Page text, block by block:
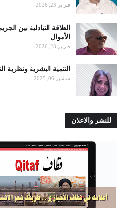
فبراير 23, 2026
العلاقة التبادلية بين
الأموال
فبراير 23, 2026
التنمية البشرية ونظرية
سبتمبر 06, 2025
للنشر والاعلان